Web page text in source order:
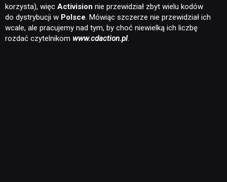
korzysta), więc Activision nie przewidział zbyt wielu kodów
do dystrybucji w Polsce. Mówiąc szczerze nie przewidział ich
wcale, ale pracujemy nad tym, by choć niewielką ich liczbę
rozdać czytelnikom www.cdaction.pl.